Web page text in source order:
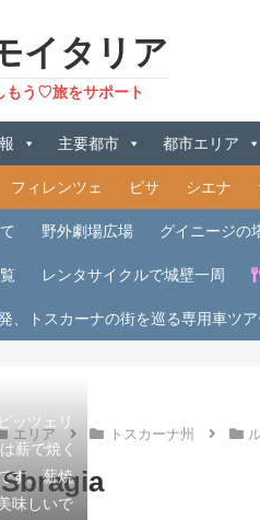
イタリア
もう♡旅をサポート
主要都市 都市エリア
フィレンツェ ピサ シエナ
野外劇場広場 グイニージの
レンタサイクルで城壁一周
、トスカーナの街を巡る専用車ツア
エリア トスカーナ州
ッツェリ
薪で焼く
す。薪焼
味しいで